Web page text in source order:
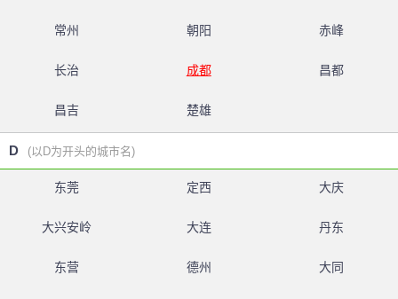
常州 朝阳 赤峰
长治 成都 昌都
昌吉 楚雄
D (以D为开头的城市名)
东莞 定西 大庆
大兴安岭 大连 丹东
东营 德州 大同